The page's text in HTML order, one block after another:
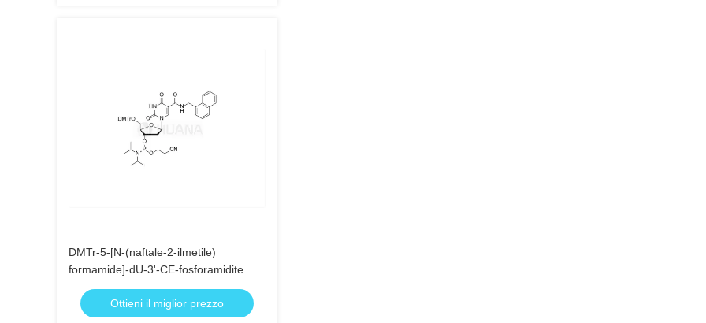
DMTr-5-[N-(naftale-2-ilmetile)
formamide]-dU-3'-CE-fosforamidite
Ottieni il miglior prezzo